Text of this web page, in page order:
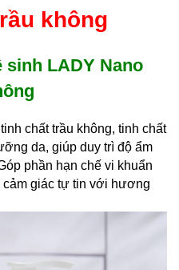
không
sinh LADY Nano
chất trầu không, tinh chất
da, giúp duy trì độ ẩm
phần hạn chế vi khuẩn
cảm giác tự tin với hương